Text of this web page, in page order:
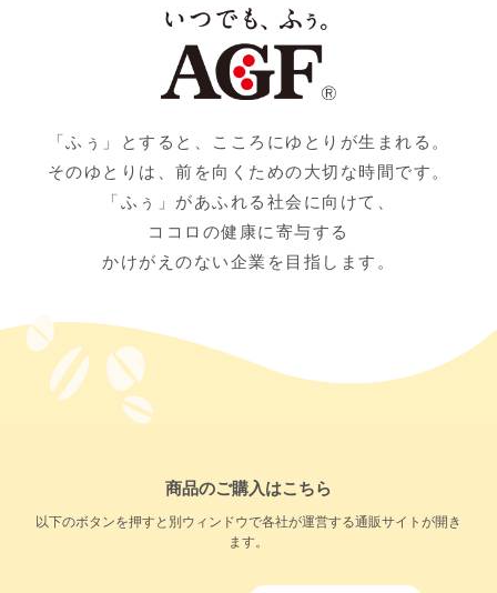
「ふぅ」とすると、こころにゆとりが生まれる。
そのゆとりは、前を向くための大切な時間です。
「ふぅ」があふれる社会に向けて、
ココロの健康に寄与する
かけがえのない企業を目指します。
商品のご購入はこちら
以下のボタンを押すと別ウィンドウで各社が運営する通販サイトが開き
ます。